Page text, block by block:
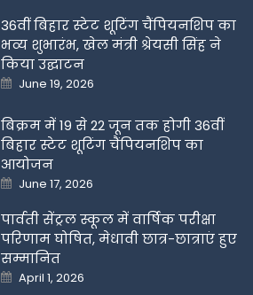
36वीं बिहार स्टेट शूटिंग चैंपियनशिप का
भव्य शुभारंभ, खेल मंत्री श्रेयसी सिंह ने
किया उद्घाटन
Posted
on
June 19, 2026
बिक्रम में 19 से 22 जून तक होगी 36वीं
बिहार स्टेट शूटिंग चैंपियनशिप का
आयोजन
Posted
on
June 17, 2026
पार्वती सेंट्रल स्कूल में वार्षिक परीक्षा
परिणाम घोषित, मेधावी छात्र-छात्राएं हुए
सम्मानित
Posted
on
April 1, 2026